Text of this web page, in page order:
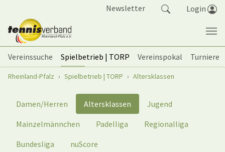
Newsletter Login
Vereinssuche Spielbetrieb | TORP Vereinspokal
Turniere
Sie sind hier:
Rheinland-Pfalz Spielbetrieb | TORP Altersklassen
Damen/Herren Altersklassen
Jugend
Mainzelmännchen
Padelliga
Regionalliga
Bundesliga
nuScore